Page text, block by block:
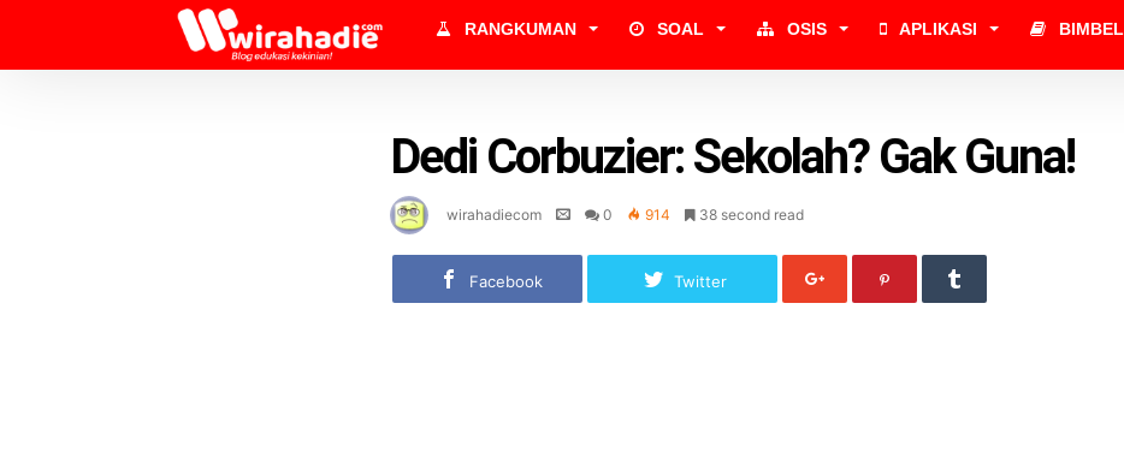
RANGKUMAN SOAL OSIS APLIKASI BIMBEL
Dedi Corbuzier: Sekolah? Gak Guna!
wirahadiecom 0 914 38 second read
Facebook Twitter